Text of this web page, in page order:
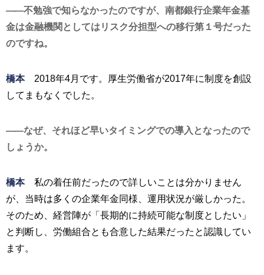
不勉強で知らなかったのですが、南都銀行企業年金基
金は金融機関としてはリスク分担型への移行第１号だった
のですね。
橋本 2018年4月です。厚生労働省が2017年に制度を創設
してまもなくでした。
なぜ、それほど早いタイミングでの導入となったので
しょうか。
橋本 私の着任前だったので詳しいことは分かりません
が、当時は多くの企業年金同様、運用状況が厳しかった。
そのため、経営陣が「長期的に持続可能な制度としたい」
と判断し、労働組合とも合意した結果だったと認識してい
ます。